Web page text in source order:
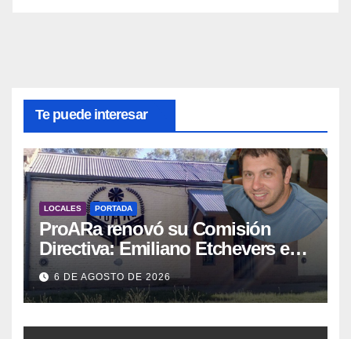
Te puede interesar
LOCALES PORTADA
ProARa renovó su Comisión
Directiva: Emiliano Etchevers es
el nuevo Presidente de la entidad
6 DE AGOSTO DE 2026